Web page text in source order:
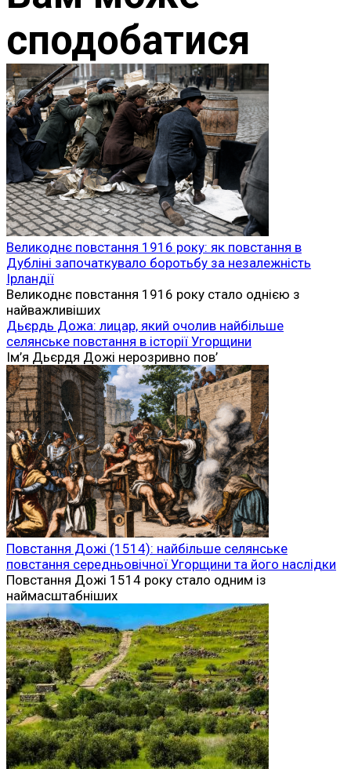
сподобатися
Великоднє повстання 1916 року: як повстання в
Дубліні започаткувало боротьбу за незалежність
Ірландії
Великоднє повстання 1916 року стало однією з
найважливіших
Дьєрдь Дожа: лицар, який очолив найбільше
селянське повстання в історії Угорщини
Ім’я Дьєрдя Дожі нерозривно пов’
Повстання Дожі (1514): найбільше селянське
повстання середньовічної Угорщини та його наслідки
Повстання Дожі 1514 року стало одним із
наймасштабніших